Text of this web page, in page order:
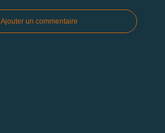
Ajouter un commentaire